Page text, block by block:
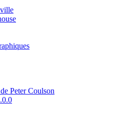
Peter Coulson